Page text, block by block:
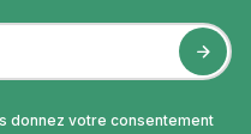
donnez votre consentement